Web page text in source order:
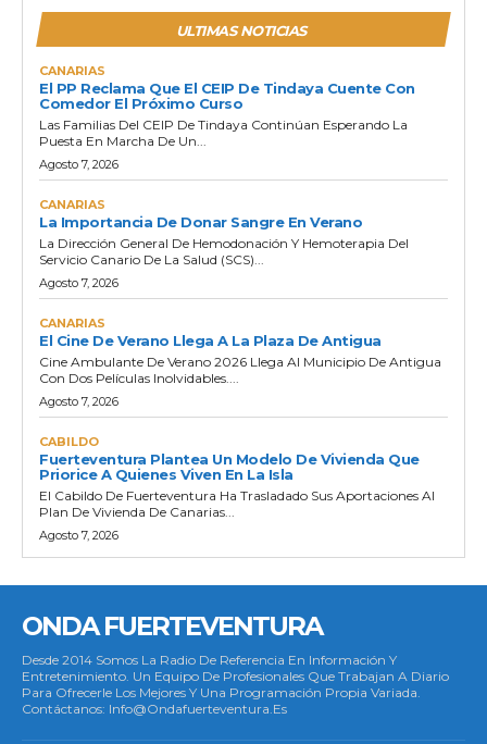
ULTIMAS NOTICIAS
CANARIAS
El PP Reclama Que El CEIP De Tindaya Cuente Con
Comedor El Próximo Curso
Las Familias Del CEIP De Tindaya Continúan Esperando La
Puesta En Marcha De Un...
Agosto 7, 2026
CANARIAS
La Importancia De Donar Sangre En Verano
La Dirección General De Hemodonación Y Hemoterapia Del
Servicio Canario De La Salud (SCS)...
Agosto 7, 2026
CANARIAS
El Cine De Verano Llega A La Plaza De Antigua
Cine Ambulante De Verano 2026 Llega Al Municipio De Antigua
Con Dos Películas Inolvidables....
Agosto 7, 2026
CABILDO
Fuerteventura Plantea Un Modelo De Vivienda Que
Priorice A Quienes Viven En La Isla
El Cabildo De Fuerteventura Ha Trasladado Sus Aportaciones Al
Plan De Vivienda De Canarias...
Agosto 7, 2026
ONDA FUERTEVENTURA
Desde 2014 Somos La Radio De Referencia En Información Y
Entretenimiento. Un Equipo De Profesionales Que Trabajan A Diario
Para Ofrecerle Los Mejores Y Una Programación Propia Variada.
Contáctanos: Info@ondafuerteventura.es